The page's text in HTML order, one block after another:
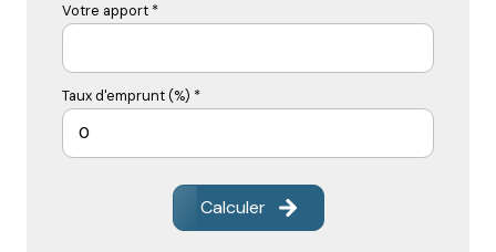
Votre apport *
Taux d'emprunt (%) *
Calculer